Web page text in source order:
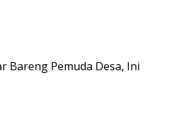
Bareng Pemuda Desa, Ini